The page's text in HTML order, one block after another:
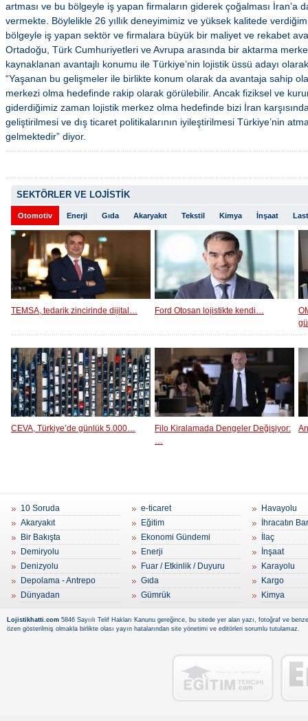
artması ve bu bölgeyle iş yapan firmaların giderek çoğalması İran’a
vermekte. Böylelikle 26 yıllık deneyimimiz ve yüksek kalitede
bölgeyle iş yapan sektör ve firmalara büyük bir maliyet ve rekabet
Ortadoğu, Türk Cumhuriyetleri ve Avrupa arasında bir aktarma
kaynaklanan avantajlı konumu ile Türkiye’nin lojistik üssü adayı
“Yaşanan bu gelişmeler ile birlikte konum olarak da avantaja sahip
merkezi olma hedefinde rakip olarak görülebilir. Ancak fiziksel ve
giderdiğimiz zaman lojistik merkez olma hedefinde bizi İran
geliştirilmesi ve dış ticaret politikalarının iyileştirilmesi Türkiye’nin
gelmektedir” diyor.
SEKTÖRLER VE LOJİSTİK
Otomotiv Enerji Gıda Akaryakıt Tekstil Kimya İnşaat
TEMSA, tedarik zincirinde dijital… Ford Otosan lojistikte kendi…
CEVA, Türkiye’de günlük 5.000…
Filo Kiralamada Dengeler Değişiyor:
…
10 Soruda
Akaryakıt
Bir Bakışta
Demiryolu
Denizyolu
Depolama - Antrepo
Dünyadan
e-ticaret
Eğitim
Ekonomi Gündemi
Enerji
Fuar / Etkinlik / Duyuru
Gıda
Gümrük
Havayolu
İhracatın
İlaç
İnşaat
Karayolu
Kargo
Kimya
Lojistikhatti.com 5846 Sayıılı Telif Hakları Kanunu gereğince, bu sitede yer alan yazı, fotoğraf ve
özen gösterilmiş olmakla birlikte olası yayın hatalarından site yönetimi ve editörleri sorumlu tutulamaz.